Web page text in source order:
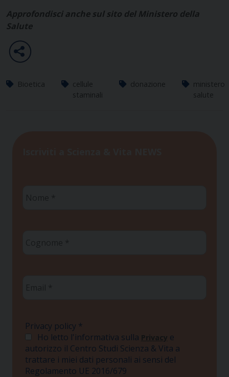
Approfondisci anche sul sito del Ministero della
Salute
Bioetica
cellule
staminali
donazione
ministero
salute
Privacy policy *
Ho letto l'informativa sulla Privacy e
autorizzo il Centro Studi Scienza & Vita a
trattare i miei dati personali ai sensi del
Regolamento UE 2016/679